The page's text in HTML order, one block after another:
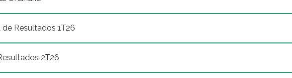
Resultados 1T26
2T26